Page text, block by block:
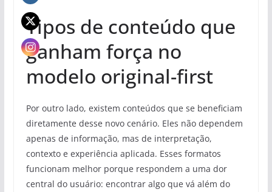
Tipos de conteúdo que
ganham força no
modelo original-first
Por outro lado, existem conteúdos que se beneficiam
diretamente desse novo cenário. Eles não dependem
apenas de informação, mas de interpretação,
contexto e experiência aplicada. Esses formatos
funcionam melhor porque respondem a uma dor
central do usuário: encontrar algo que vá além do